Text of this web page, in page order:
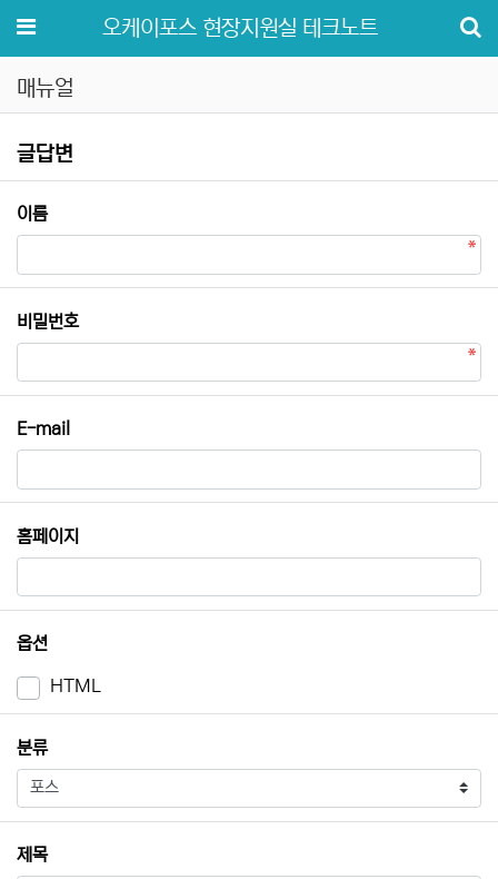
메뉴 오케이포스 현장지원실 테크노트
매뉴얼
매뉴얼 글답변
글답변
이름필수
비밀번호필수
E-mail
홈페이지
옵션
HTML
분류필수
제목필수